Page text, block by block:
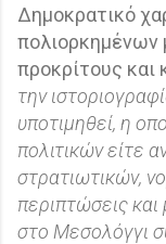
Δημοκρατικό
πολιορκημένων
προκρίτους και
την
υποτιμηθεί, η
πολιτικών είτε
στρατιωτικών,
περιπτώσεις
στο Μεσολόγγι